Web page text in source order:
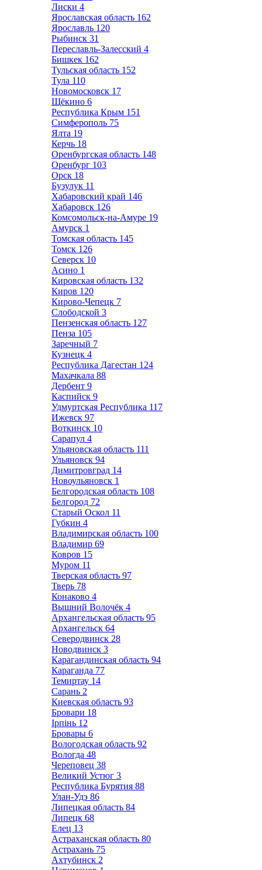
Лиски 4
Ярославская область 162
Ярославль 120
Рыбинск 31
Переславль-Залесский 4
Бишкек 162
Тульская область 152
Тула 110
Новомосковск 17
Щёкино 6
Республика Крым 151
Симферополь 75
Ялта 19
Керчь 18
Оренбургская область 148
Оренбург 103
Орск 18
Бузулук 11
Хабаровский край 146
Хабаровск 126
Комсомольск-на-Амуре 19
Амурск 1
Томская область 145
Томск 126
Северск 10
Асино 1
Кировская область 132
Киров 120
Кирово-Чепецк 7
Слободской 3
Пензенская область 127
Пенза 105
Заречный 7
Кузнецк 4
Республика Дагестан 124
Махачкала 88
Дербент 9
Каспийск 9
Удмуртская Республика 117
Ижевск 97
Воткинск 10
Сарапул 4
Ульяновская область 111
Ульяновск 94
Димитровград 14
Новоульяновск 1
Белгородская область 108
Белгород 72
Старый Оскол 11
Губкин 4
Владимирская область 100
Владимир 69
Ковров 15
Муром 11
Тверская область 97
Тверь 78
Конаково 4
Вышний Волочёк 4
Архангельская область 95
Архангельск 64
Северодвинск 28
Новодвинск 3
Карагандинская область 94
Караганда 77
Темиртау 14
Сарань 2
Киевская область 93
Бровари 18
Ірпінь 12
Бровары 6
Вологодская область 92
Вологда 48
Череповец 38
Великий Устюг 3
Республика Бурятия 88
Улан-Удэ 86
Липецкая область 84
Липецк 68
Елец 13
Астраханская область 80
Астрахань 75
Ахтубинск 2